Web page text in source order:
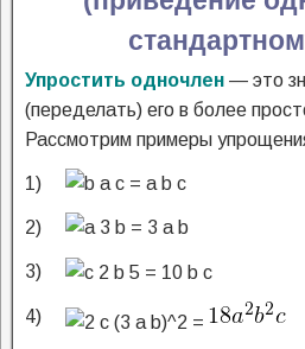
Упростить одночлен — это
(переделать) его в более
Рассмотрим примеры
1)
2)
3)
4)